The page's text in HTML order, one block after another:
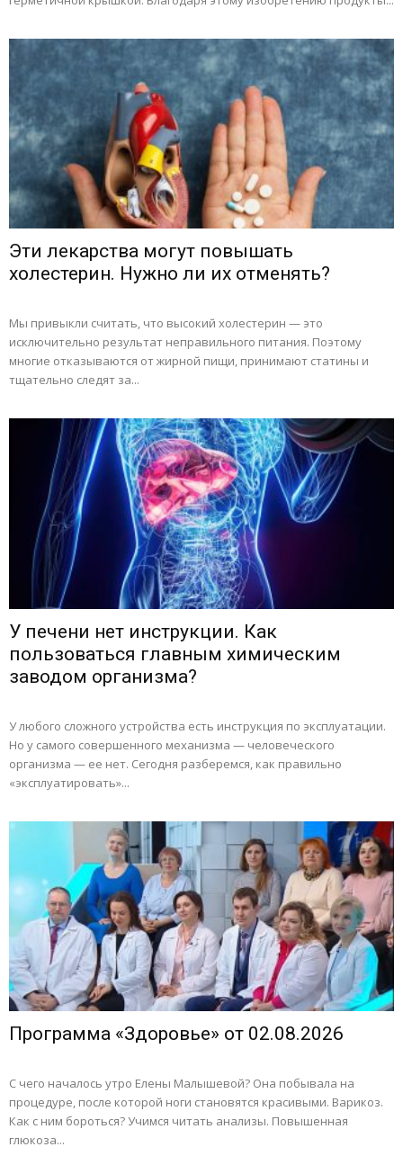
Эти лекарства могут повышать
холестерин. Нужно ли их отменять?
Мы привыкли считать, что высокий холестерин — это
исключительно результат неправильного питания. Поэтому
многие отказываются от жирной пищи, принимают статины и
тщательно следят за...
У печени нет инструкции. Как
пользоваться главным химическим
заводом организма?
У любого сложного устройства есть инструкция по эксплуатации.
Но у самого совершенного механизма — человеческого
организма — ее нет. Сегодня разберемся, как правильно
«эксплуатировать»...
Программа «Здоровье» от 02.08.2026
С чего началось утро Елены Малышевой? Она побывала на
процедуре, после которой ноги становятся красивыми. Варикоз.
Как с ним бороться? Учимся читать анализы. Повышенная
глюкоза...